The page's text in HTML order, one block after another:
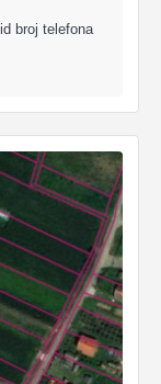
broj telefona